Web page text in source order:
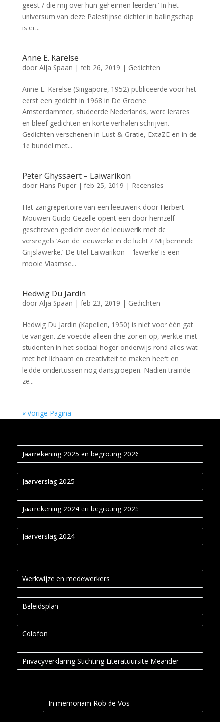
geest / die mij over hun geheimen leerden.’ In het
universum van deze Palestijnse dichter in ballingschap
is er...
Anne E. Karelse
door Alja Spaan | feb 26, 2019 | Gedichten
Anne E. Karelse (Singapore, 1952) publiceerde voor het
eerst een gedicht in 1968 in De Groene
Amsterdammer, studeerde Nederlands, werd lerares
en bleef gedichten en korte verhalen schrijven.
Gedichten verschenen in Lust & Gratie, ExtaZE en in de
1e bundel met...
Peter Ghyssaert – Laiwarikon
door Hans Puper| feb 25, 2019 | Recensies
Het zangrepertoire van een leeuwerik door Herbert
Mouwen Guido Gezelle opent een door hemzelf
geschreven gedicht over de leeuwerik met de
versregels ‘Aan de leeuwerke in de lucht / Mij beminde
Grijslawerke.’ De titel Laiwarikon – ‘lawerke’ is een
mooie Vlaamse...
Hedwig Du Jardin
door Alja Spaan | feb 23, 2019 | Gedichten
Hedwig Du Jardin (Kapellen, 1950) is niet voor één gat
te vangen. Ze voedde alleen drie zonen op, werkte met
studenten in het sociaal hoger onderwijs rond alles wat
met het lichaam en creativiteit te maken heeft en
leidde ondertussen nog dansgroepen. Nadien trainde
ze...
« Vorige Pagina
Jaarrekening 2025 en begroting 2026
Jaarverslag 2025
Jaarrekening 2024 en begroting 2025
Jaarverslag 2024
Werkwijze en medewerkers
Beleidsplan
Colofon
Privacyverklaring Stichting Literatuursite Meander
In memoriam Rob de Vos